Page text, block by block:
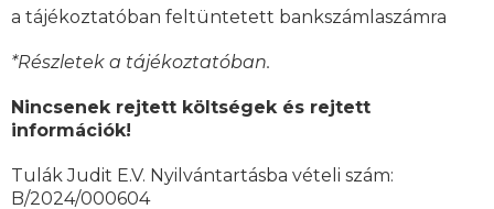
a tájékoztatóban feltüntetett bankszámlaszámra
*Részletek a tájékoztatóban.
Nincsenek rejtett költségek és rejtett
információk!
Tulák Judit E.V. Nyilvántartásba vételi szám:
B/2024/000604